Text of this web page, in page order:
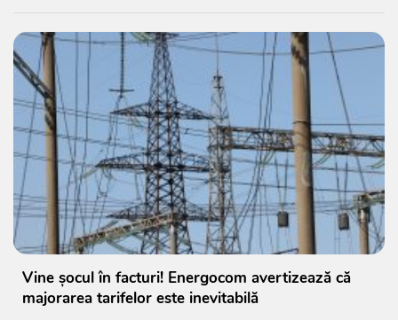
Vine șocul în facturi! Energocom avertizează că
majorarea tarifelor este inevitabilă